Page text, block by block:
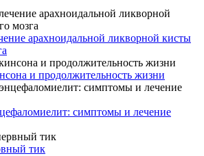
арахноидальной ликворной кисты
и продолжительность жизни
симптомы и лечение
тик